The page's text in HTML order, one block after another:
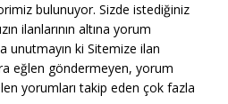
bulunuyor. Sizde istediğiniz
ilanlarının altına yorum
unutmayın ki Sitemize ilan
eğlen göndermeyen, yorum
yorumları takip eden çok fazla